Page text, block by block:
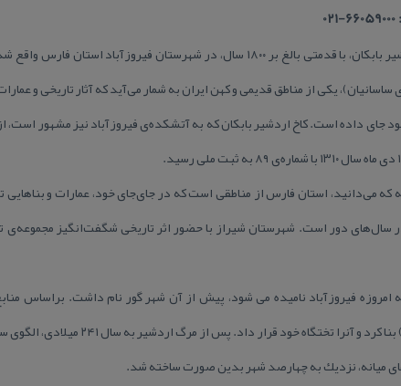
كاخ اردشیر بابكان، با قدمتی بالغ بر ۱۸۰۰ سال، در شهرستان
یكی از مناطق قدیمی و كهن ایران به شمار می‌آید كه آثار تاریخی و
جای داده است. كاخ اردشیر بابكان كه به آتشكده‌ی فیروزآباد نیز مشهور
كه می‌دانید، استان فارس از مناطقی است كه در جای‌جای خود، عمارات و
سال‌های دور است. شهرستان شیراز با حضور اثر تاریخی شگفت‌انگیز
فیروزآباد نامیده می شود، پیش از آن شهر گور نام داشت. براساس
ساسانی) بنا كرد و آنرا
میانه، نزدیك به چهارصد شهر بدین صورت ساخته شد.